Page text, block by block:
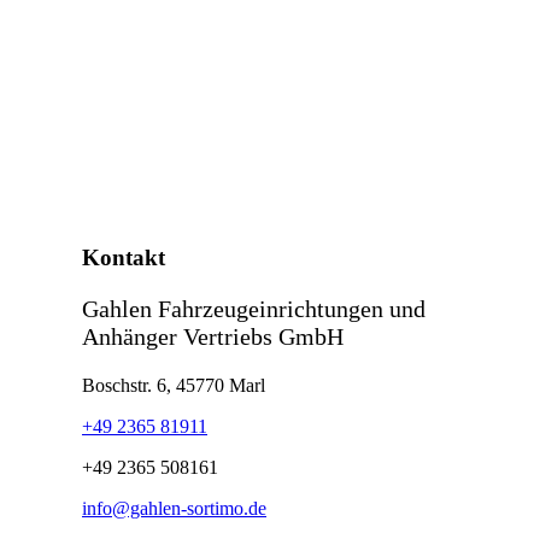
Kontakt
Gahlen Fahrzeugeinrichtungen und
Anhänger Vertriebs GmbH
Boschstr. 6, 45770 Marl
+49 2365 81911
+49 2365 508161
info@gahlen-sortimo.de